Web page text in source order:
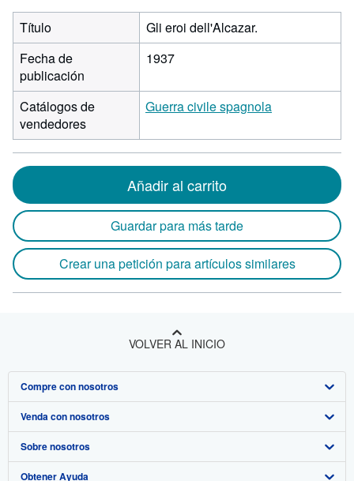
Título
Gli eroi dell'Alcazar.
Fecha de
publicación
1937
Catálogos de
vendedores
Guerra civile spagnola
Añadir al carrito
Guardar para más tarde
Crear una petición para artículos similares
VOLVER AL INICIO
Compre con nosotros
Búsqueda avanzada
Colecciones
Mi cuenta
Venda con nosotros
Comenzar a vender
Únase a nuestro programa de afiliados
Sobre nosotros
Sobre IberLibro
Obtener Ayuda